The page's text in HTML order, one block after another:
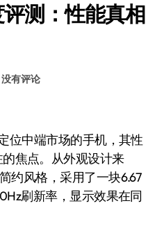
测：性能真相
没有评论
焦点。从外观设计来
约风格，采用了一块6.67
刷新率，显示效果在同